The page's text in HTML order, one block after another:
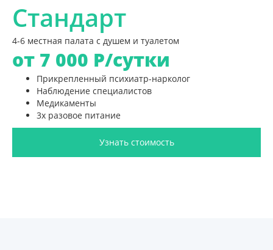
Стандарт
4-6 местная палата с душем и туалетом
от 7 000 Р/сутки
Прикрепленный психиатр-нарколог
Наблюдение специалистов
Медикаменты
3х разовое питание
Узнать стоимость